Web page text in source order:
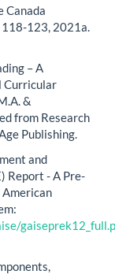
Canada
123, 2021a.
– A
Curricular
&
from Research
Publishing.
and
Report - A Pre-